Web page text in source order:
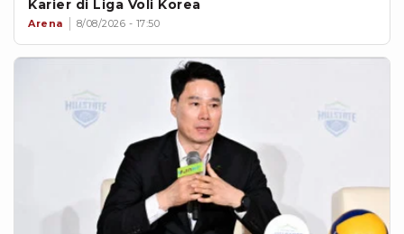
Karier di Liga Voli Korea
Arena 8/08/2026 - 17:50